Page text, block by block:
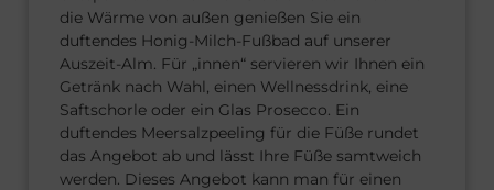
die Wärme von außen genießen Sie ein
duftendes Honig-Milch-Fußbad auf unserer
Auszeit-Alm. Für „innen“ servieren wir Ihnen ein
Getränk nach Wahl, einen Wellnessdrink, eine
Saftschorle oder ein Glas Prosecco. Ein
duftendes Meersalzpeeling für die Füße rundet
das Angebot ab und lässt Ihre Füße samtweich
werden. Dieses Angebot kann man für einen